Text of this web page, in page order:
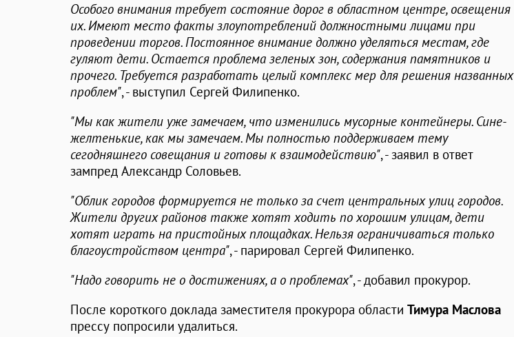
Особого внимания требует состояние дорог в областном центре, освещения
их. Имеют место факты злоупотреблений должностными лицами при
проведении торгов. Постоянное внимание должно уделяться местам, где
гуляют дети. Остается проблема зеленых зон, содержания памятников и
прочего. Требуется разработать целый комплекс мер для решения названных
проблем", - выступил Сергей Филипенко.
"Мы как жители уже замечаем, что изменились мусорные контейнеры. Сине-
желтенькие, как мы замечаем. Мы полностью поддерживаем тему
сегодняшнего совещания и готовы к взаимодействию", - заявил в ответ
зампред Александр Соловьев.
"Облик городов формируется не только за счет центральных улиц городов.
Жители других районов также хотят ходить по хорошим улицам, дети
хотят играть на пристойных площадках. Нельзя ограничиваться только
благоустройством центра", - парировал Сергей Филипенко.
"Надо говорить не о достижениях, а о проблемах", - добавил прокурор.
После короткого доклада заместителя прокурора области Тимура Маслова
прессу попросили удалиться.